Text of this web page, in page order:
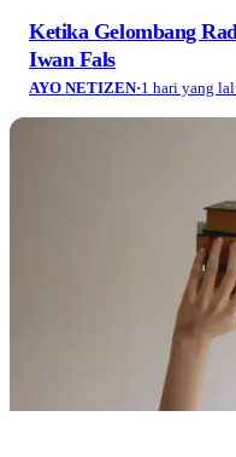
Ketika Gelombang
Iwan Fals
AYO NETIZEN·1 hari yang